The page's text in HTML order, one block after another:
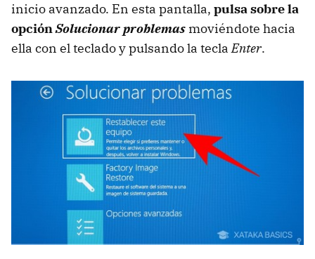
inicio avanzado. En esta pantalla, pulsa sobre la
opciónSolucionar problemas moviéndote hacia
ella con el teclado y pulsando la teclaEnter.